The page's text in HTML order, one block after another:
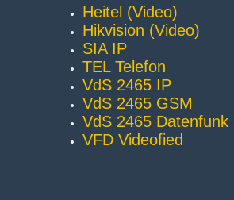
Heitel (Video)
Hikvision (Video)
SIA IP
TEL Telefon
VdS 2465 IP
VdS 2465 GSM
VdS 2465 Datenfunk
VFD Videofied